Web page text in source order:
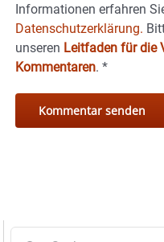
Informationen erfahren
Datenschutzerklärung.
unseren Leitfaden für die
Kommentaren. *